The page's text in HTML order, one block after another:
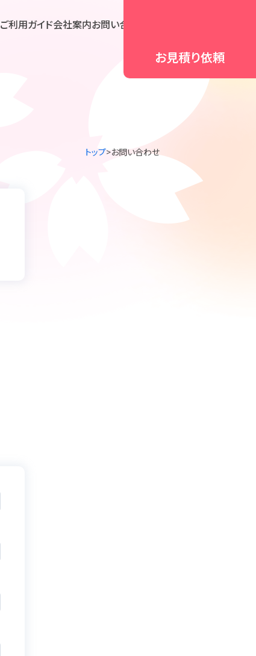
ご利用ガイド会社案内お問い合わせ
お見積り依頼
トップ お問い合わせ